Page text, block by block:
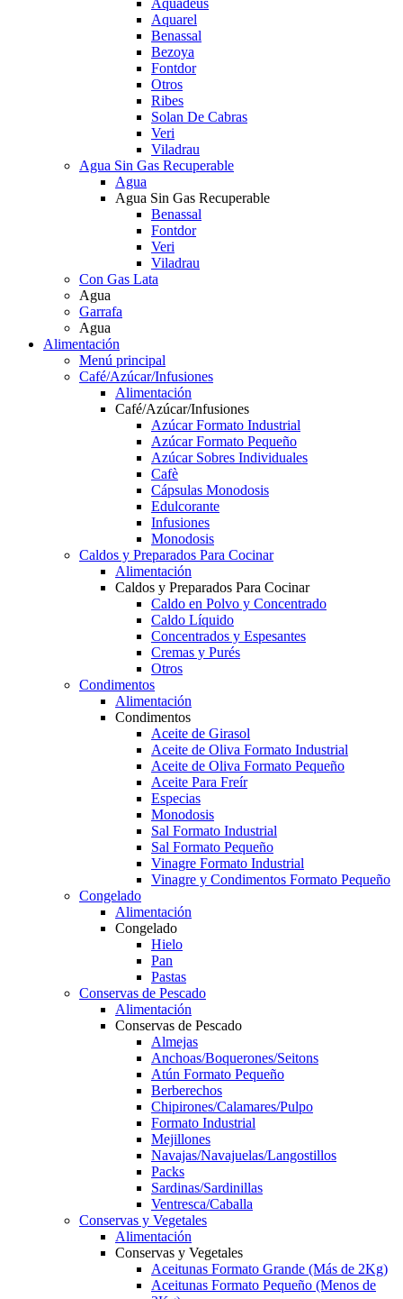
Aquadeus
Aquarel
Benassal
Bezoya
Fontdor
Otros
Ribes
Solan De Cabras
Veri
Viladrau
Agua Sin Gas Recuperable
Agua
Agua Sin Gas Recuperable
Benassal
Fontdor
Veri
Viladrau
Con Gas Lata
Agua
Garrafa
Agua
Alimentación
Menú principal
Café/Azúcar/Infusiones
Alimentación
Café/Azúcar/Infusiones
Azúcar Formato Industrial
Azúcar Formato Pequeño
Azúcar Sobres Individuales
Cafè
Cápsulas Monodosis
Edulcorante
Infusiones
Monodosis
Caldos y Preparados Para Cocinar
Alimentación
Caldos y Preparados Para Cocinar
Caldo en Polvo y Concentrado
Caldo Líquido
Concentrados y Espesantes
Cremas y Purés
Otros
Condimentos
Alimentación
Condimentos
Aceite de Girasol
Aceite de Oliva Formato Industrial
Aceite de Oliva Formato Pequeño
Aceite Para Freír
Especias
Monodosis
Sal Formato Industrial
Sal Formato Pequeño
Vinagre Formato Industrial
Vinagre y Condimentos Formato Pequeño
Congelado
Alimentación
Congelado
Hielo
Pan
Pastas
Conservas de Pescado
Alimentación
Conservas de Pescado
Almejas
Anchoas/Boquerones/Seitons
Atún Formato Pequeño
Berberechos
Chipirones/Calamares/Pulpo
Formato Industrial
Mejillones
Navajas/Navajuelas/Langostillos
Packs
Sardinas/Sardinillas
Ventresca/Caballa
Conservas y Vegetales
Alimentación
Conservas y Vegetales
Aceitunas Formato Grande (Más de 2Kg)
Aceitunas Formato Pequeño (Menos de